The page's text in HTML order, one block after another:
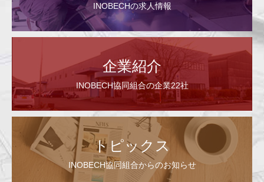
INOBECHの求人情報
企業紹介
INOBECH協同組合の企業22社
トピックス
INOBECH協同組合からのお知らせ